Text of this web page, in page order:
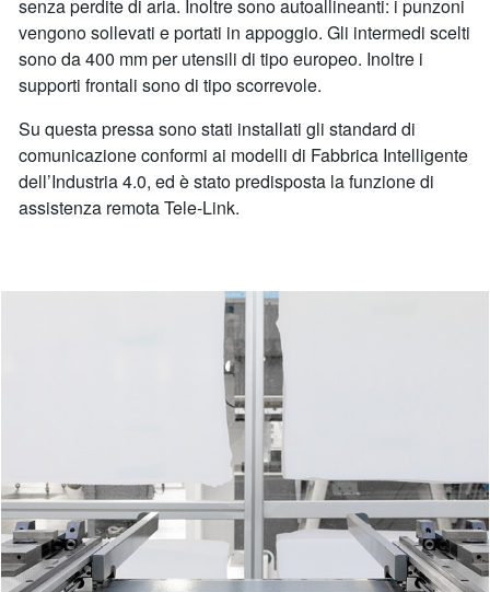
senza perdite di aria. Inoltre sono autoallineanti: i punzoni
vengono sollevati e portati in appoggio. Gli intermedi scelti
sono da 400 mm per utensili di tipo europeo. Inoltre i
supporti frontali sono di tipo scorrevole.
Su questa pressa sono stati installati gli standard di
comunicazione conformi ai modelli di Fabbrica Intelligente
dell’Industria 4.0, ed è stato predisposta la funzione di
assistenza remota Tele-Link.